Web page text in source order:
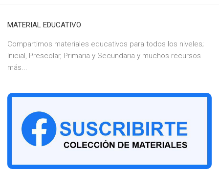
MATERIAL EDUCATIVO
Compartimos materiales educativos para todos los niveles;
Inicial, Prescolar, Primaria y Secundaria y muchos recursos
más...